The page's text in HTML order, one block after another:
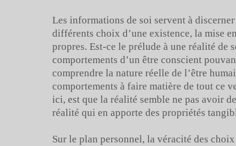
Les informations de soi servent à
différents choix d’une existence, la mise
propres. Est-ce le prélude à une réalité de
comportements d’un être conscient
comprendre la nature réelle de l’être
comportements à faire matière de tout ce
ici, est que la réalité semble ne pas avoir
réalité qui en apporte des propriétés
Sur le plan personnel, la véracité des